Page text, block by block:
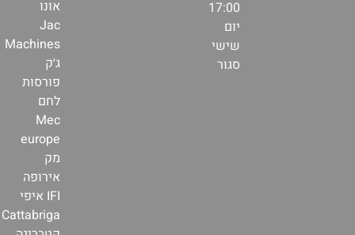
17:00
יום
שישי
סגור
אונו
Jac
Machines
ג׳ק
פורסות
לחם
Mec
europe
מק
אירופה
IFI איפי
Cattabriga